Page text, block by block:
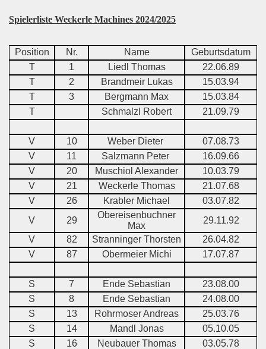
Spielerliste Weckerle Machines 2024/2025
Position Nr. Name
Geburtsdatum
T
1 Liedl Thomas
22.06.89
T
2 Brandmeir Lukas
15.03.94
T
3 Bergmann Max
15.03.84
T
Schmalzl Robert 21.09.79
V 10 Weber Dieter
07.08.73
V
11 Salzmann Peter
16.09.66
V
20 Muschiol Alexander
10.03.79
V
21 Weckerle Thomas
21.07.68
V
26 Krabler Michael
03.07.82
V
29
Obereisenbuchner
Max
29.11.92
V
82 Stranninger Thorsten
26.04.82
V
87 Obermeier Michi 17.07.87
S 7 Ende Sebastian
23.08.00
S
8 Ende Sebastian
24.08.00
S
13 Rohrmoser Andreas
25.03.76
S
14 Mandl Jonas
05.10.05
S
16 Neubauer Thomas
03.05.78